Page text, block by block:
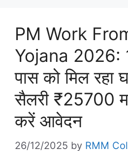
PM Work
Yojana 2026:
पास को मिल रहा
सैलरी ₹25700
करें आवेदन
26/12/2025 by RMM